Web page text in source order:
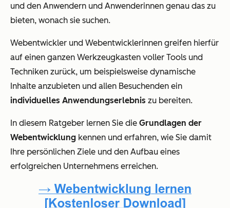
und den Anwendern und Anwenderinnen genau das zu
bieten, wonach sie suchen.
Webentwickler und Webentwicklerinnen greifen hierfür
auf einen ganzen Werkzeugkasten voller Tools und
Techniken zurück, um beispielsweise dynamische
Inhalte anzubieten und allen Besuchenden ein
individuelles Anwendungserlebnis zu bereiten.
In diesem Ratgeber lernen Sie die Grundlagen der
Webentwicklung kennen und erfahren, wie Sie damit
Ihre persönlichen Ziele und den Aufbau eines
erfolgreichen Unternehmens erreichen.